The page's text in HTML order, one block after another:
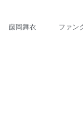
藤岡舞衣 ファン